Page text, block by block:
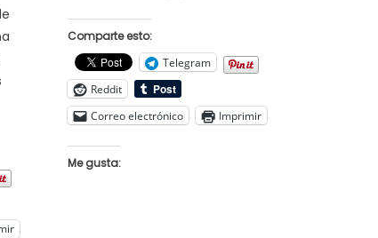
Comparte esto:
Telegram
Reddit
Correo electrónico
Imprimir
Me gusta: